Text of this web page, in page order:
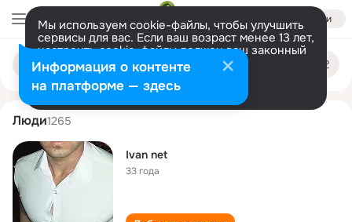
Войти
Мы используем cookie-файлы, чтобы улучшить
сервисы для вас. Если ваш возраст менее 13 лет,
настроить cookie-файлы должен ваш законный
представитель. Больше информации
Разрешить все Настроить
Поиск
людям
ivan net
Люди1265
Ivan net
33 года
Информация о контенте
на платформе — здесь